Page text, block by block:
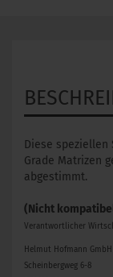
Diese speziellen
Grade Matrizen
abgestimmt.
(Nicht
Verantwortlicher
Helmut Hofmann GmbH
Scheinbergweg 6-8